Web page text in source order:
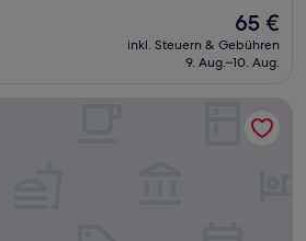
Der
Preis
beträgt
65 €
inkl. Steuern & Gebühren
9. Aug.–10. Aug.